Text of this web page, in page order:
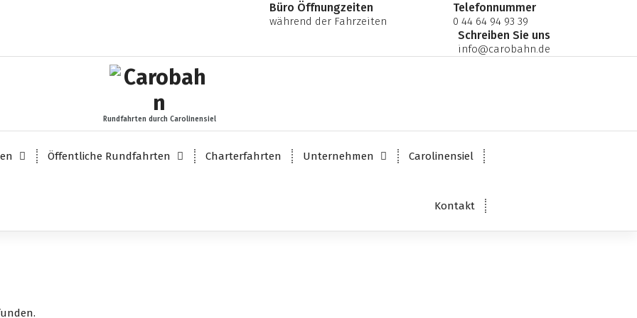
Büro Öffnungzeiten
während der Fahrzeiten
Telefonnummer
0 44 64 94 93 39
Schreiben Sie uns
info@carobahn.de
Rundfahrten durch Carolinensiel
Öffentliche Rundfahrten Charterfahrten Unternehmen Carolinensiel
Kontakt